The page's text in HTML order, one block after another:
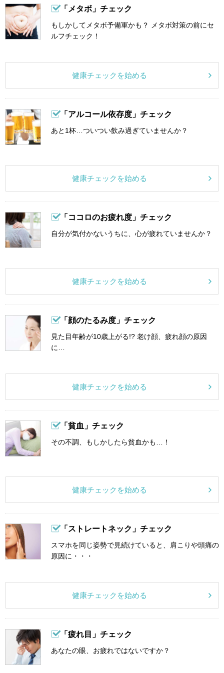
「メタボ」チェック
もしかしてメタボ予備軍かも？ メタボ対策の前にセ
ルフチェック！
健康チェックを始める
「アルコール依存度」チェック
あと1杯…ついつい飲み過ぎていませんか？
健康チェックを始める
「ココロのお疲れ度」チェック
自分が気付かないうちに、心が疲れていませんか？
健康チェックを始める
「顔のたるみ度」チェック
見た目年齢が10歳上がる!? 老け顔、疲れ顔の原因
に…
健康チェックを始める
「貧血」チェック
その不調、もしかしたら貧血かも…！
健康チェックを始める
「ストレートネック」チェック
スマホを同じ姿勢で見続けていると、肩こりや頭痛の
原因に・・・
健康チェックを始める
「疲れ目」チェック
あなたの眼、お疲れではないですか？